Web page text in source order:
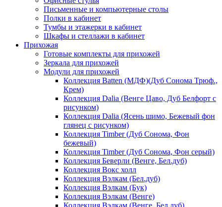
Письменные и компьютерные столы
Полки в кабинет
Тумбы и этажерки в кабинет
Шкафы и стеллажи в кабинет
Прихожая
Готовые комплекты для прихожей
Зеркала для прихожей
Модули для прихожей
Коллекция Batten (МДФ)(Дуб Сонома Трюф.,
Крем)
Коллекция Dalia (Венге Цаво, Дуб Белфорт с
рисунком)
Коллекция Dalia (Ясень шимо, Бежевый фон
глянец с рисунком)
Коллекция Timber (Дуб Сонома, Фон
бежевый)
Коллекция Timber (Дуб Сонома, Фон серый)
Коллекция Беверли (Венге, Бел.дуб)
Коллекция Вокс холл
Коллекция Вэлкам (Бел.дуб)
Коллекция Вэлкам (Бук)
Коллекция Вэлкам (Венге)
Коллекция Вэлкам (Венге, Бел.дуб)